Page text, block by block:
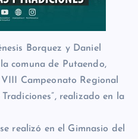
Borquez y Daniel
comuna de Putaendo,
Campeonato Regional
realizado en la
realizó en el Gimnasio del